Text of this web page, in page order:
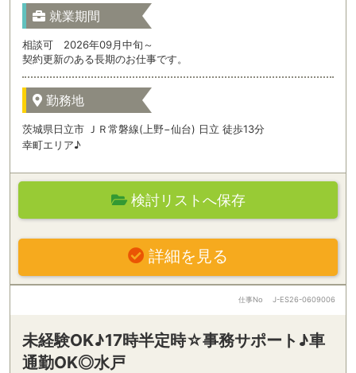
就業期間
相談可 2026年09月中旬～
契約更新のある長期のお仕事です。
勤務地
茨城県日立市 ＪＲ常磐線(上野−仙台) 日立 徒歩13分
幸町エリア♪
検討リストへ保存
詳細を見る
仕事No J-ES26-0609006
未経験OK♪17時半定時☆事務サポート♪車
通勤OK◎水戸